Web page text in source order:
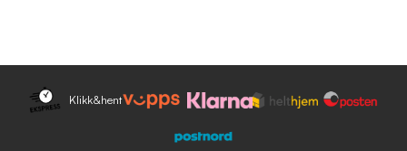
Klikk&hent